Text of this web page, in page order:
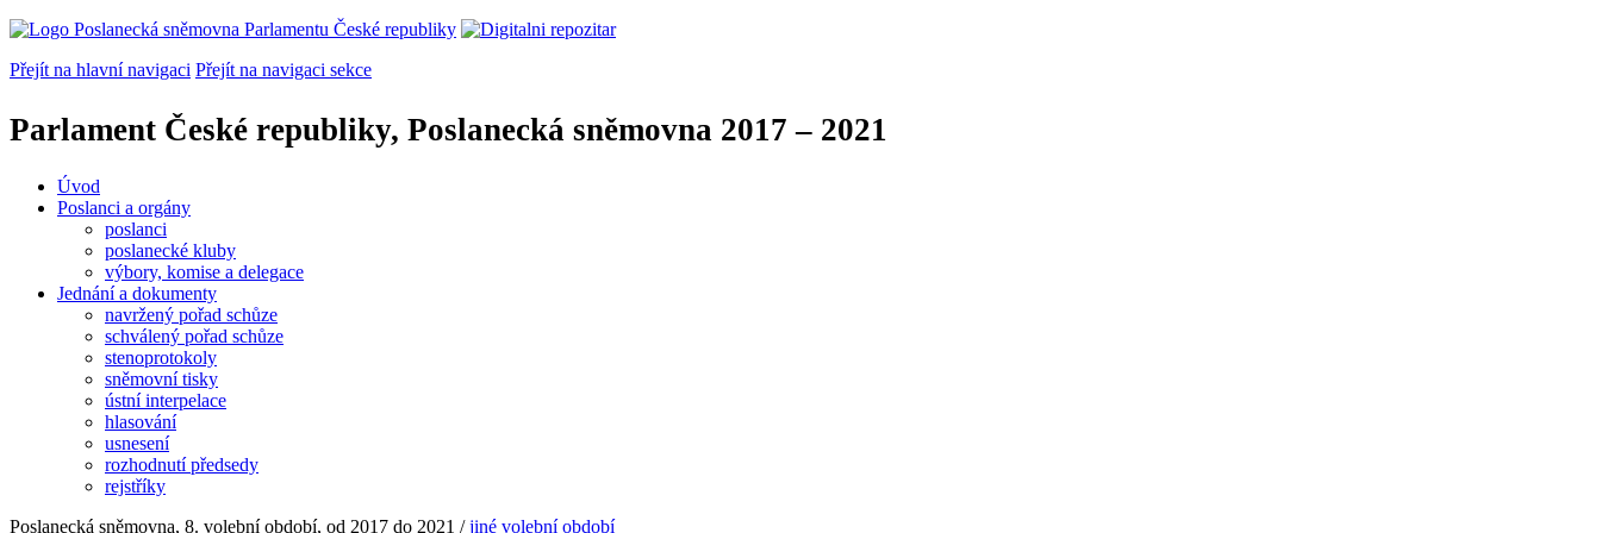
Přejít na hlavní navigaci Přejít na navigaci sekce
Parlament České republiky, Poslanecká sněmovna 2017 – 2021
Úvod
Poslanci a orgány
poslanci
poslanecké kluby
výbory, komise a delegace
Jednání a dokumenty
navržený pořad schůze
schválený pořad schůze
stenoprotokoly
sněmovní tisky
ústní interpelace
hlasování
usnesení
rozhodnutí předsedy
rejstříky
Poslanecká sněmovna, 8. volební období, od 2017 do 2021 /jiné volební období